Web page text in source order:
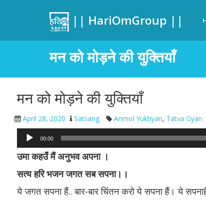
|| HariOmGroup ||
मन को मोड़ने की युक्तियाँ
मन को मोड़ने की युक्तियाँ
April 28, 2020 Satsang Anmol Yuktiyan, Tatva Gyan
00:00
उमा कहउँ मैं अनुभव अपना ।
सत्य हरि भजन जगत सब सपना।।
ये जगत सपना हैं.. बार-बार चिंतन करो ये सपना हैं। ये